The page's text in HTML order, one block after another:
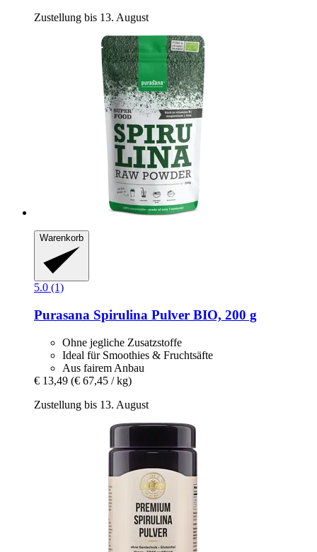
Zustellung bis 13. August
Warenkorb
5.0 (1)
Purasana Spirulina Pulver BIO, 200 g
Ohne jegliche Zusatzstoffe
Ideal für Smoothies & Fruchtsäfte
Aus fairem Anbau
€ 13,49 (€ 67,45 / kg)
Zustellung bis 13. August